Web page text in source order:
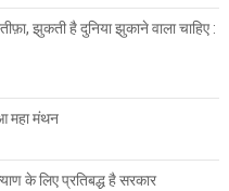
झुकती है दुनिया झुकाने वाला चाहिए :
महा मंथन
के लिए प्रतिबद्ध है सरकार